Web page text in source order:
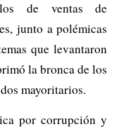
de ventas de
junto a polémicas
que levantaron
la bronca de los
mayoritarios.
por corrupción y